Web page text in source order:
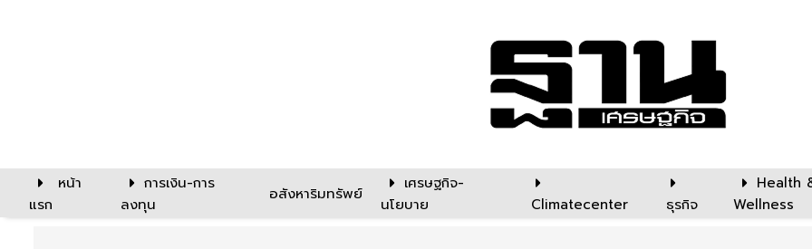
หน้า
แรก
การเงิน-การ
ลงทุน
อสังหาริมทรัพย์
เศรษฐกิจ-
นโยบาย
Climatecenter ธุรกิจ
Health
Wellness